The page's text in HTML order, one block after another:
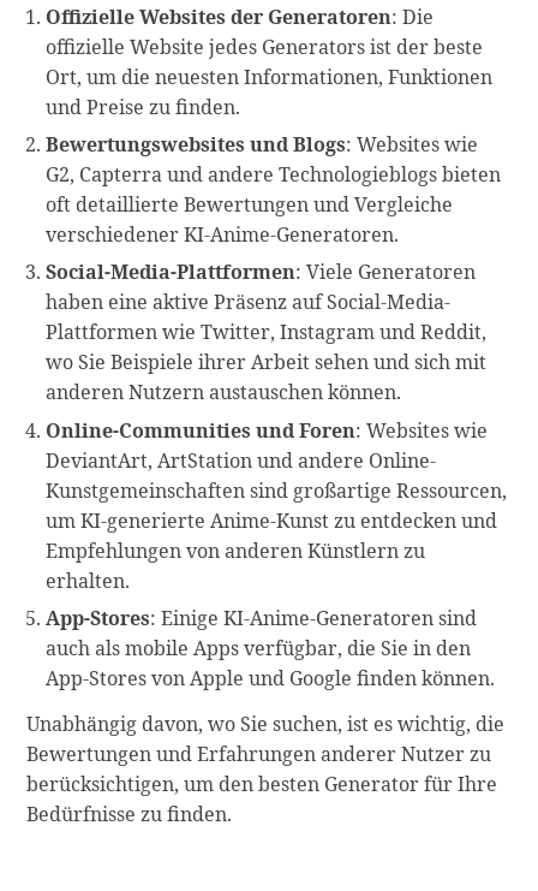
Offizielle Websites der Generatoren: Die
offizielle Website jedes Generators ist der beste
Ort, um die neuesten Informationen, Funktionen
und Preise zu finden.
Bewertungswebsites und Blogs: Websites wie
G2, Capterra und andere Technologieblogs bieten
oft detaillierte Bewertungen und Vergleiche
verschiedener KI-Anime-Generatoren.
Social-Media-Plattformen: Viele Generatoren
haben eine aktive Präsenz auf Social-Media-
Plattformen wie Twitter, Instagram und Reddit,
wo Sie Beispiele ihrer Arbeit sehen und sich mit
anderen Nutzern austauschen können.
Online-Communities und Foren: Websites wie
DeviantArt, ArtStation und andere Online-
Kunstgemeinschaften sind großartige Ressourcen,
um KI-generierte Anime-Kunst zu entdecken und
Empfehlungen von anderen Künstlern zu
erhalten.
App-Stores: Einige KI-Anime-Generatoren sind
auch als mobile Apps verfügbar, die Sie in den
App-Stores von Apple und Google finden können.
Unabhängig davon, wo Sie suchen, ist es wichtig, die
Bewertungen und Erfahrungen anderer Nutzer zu
berücksichtigen, um den besten Generator für Ihre
Bedürfnisse zu finden.